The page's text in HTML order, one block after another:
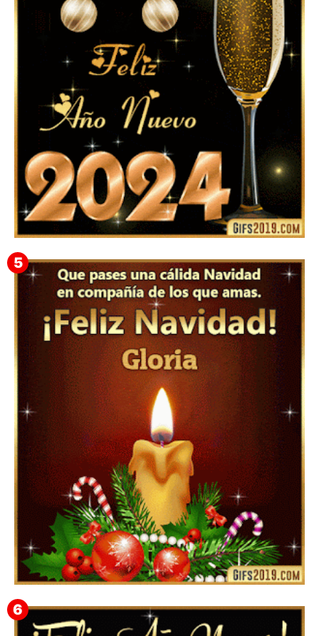
▷ Happy New Year 2026 GiF 【º‿º】
Feliz Año Nuevo 2024: Mensajes, Frases, Imágenes
GIF para Compartir en WhatsApp, Telegram e
Instagram